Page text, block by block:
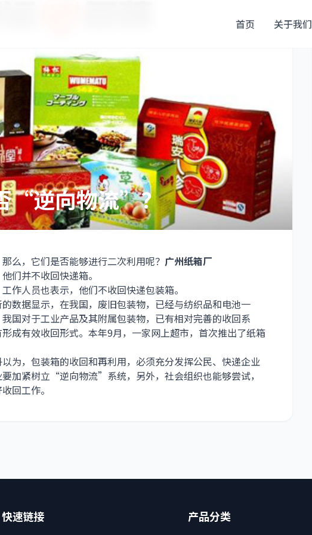
首页 关于我们
“逆向物流”？
么，它们是否能够进行二次利用呢？ 广州纸箱厂
们并不收回快递箱。
作人员也表示，他们不收回快递包装箱。
数据显示，在我国，废旧包装物，已经与纺织品和电池一
国对于工业产品及其附属包装物，已有相对完善的收回系
成有效收回形式。本年9月，一家网上超市，首次推出了纸箱
为，包装箱的收回和再利用，必须充分发挥公民、快递企业
加紧树立“逆向物流”系统，另外，社会组织也能够尝试，
回工作。
快速链接 产品分类